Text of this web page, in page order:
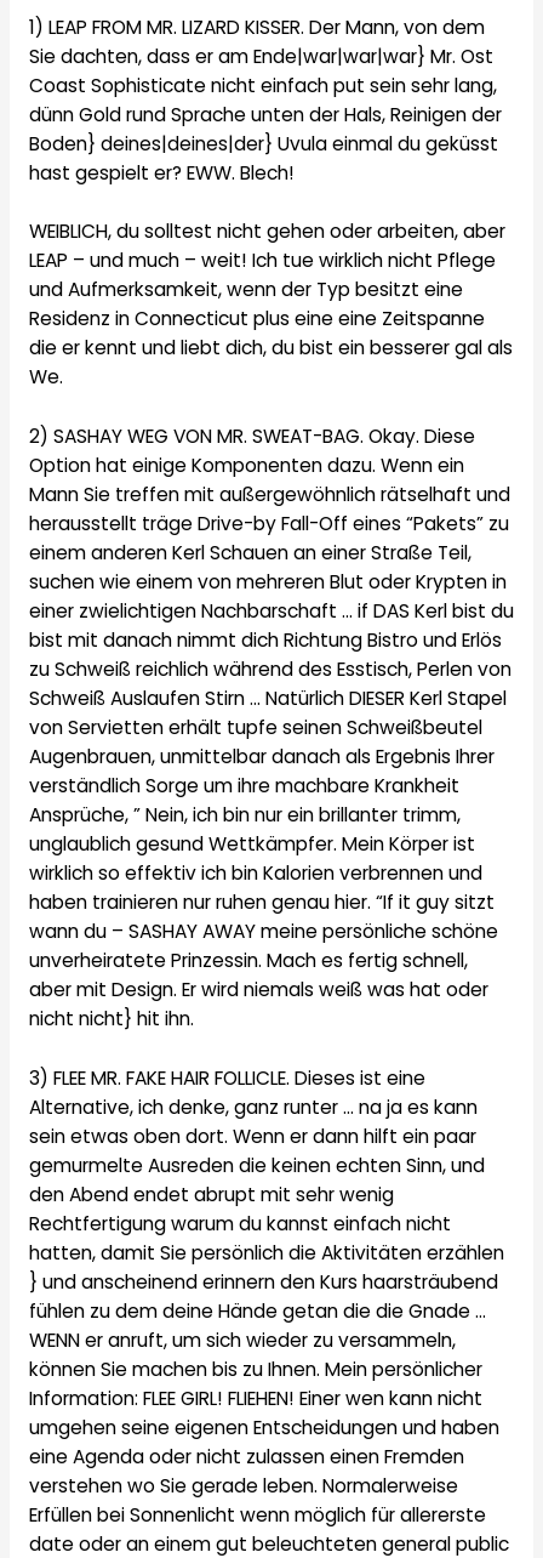
1) LEAP FROM MR. LIZARD KISSER. Der Mann, von dem
Sie dachten, dass er am Ende|war|war|war} Mr. Ost
Coast Sophisticate nicht einfach put sein sehr lang,
dünn Gold rund Sprache unten der Hals, Reinigen der
Boden} deines|deines|der} Uvula einmal du geküsst
hast gespielt er? EWW. Blech!
WEIBLICH, du solltest nicht gehen oder arbeiten, aber
LEAP – und much – weit! Ich tue wirklich nicht Pflege
und Aufmerksamkeit, wenn der Typ besitzt eine
Residenz in Connecticut plus eine eine Zeitspanne
die er kennt und liebt dich, du bist ein besserer gal als
We.
2) SASHAY WEG VON MR. SWEAT-BAG. Okay. Diese
Option hat einige Komponenten dazu. Wenn ein
Mann Sie treffen mit außergewöhnlich rätselhaft und
herausstellt träge Drive-by Fall-Off eines “Pakets” zu
einem anderen Kerl Schauen an einer Straße Teil,
suchen wie einem von mehreren Blut oder Krypten in
einer zwielichtigen Nachbarschaft … if DAS Kerl bist du
bist mit danach nimmt dich Richtung Bistro und Erlös
zu Schweiß reichlich während des Esstisch, Perlen von
Schweiß Auslaufen Stirn … Natürlich DIESER Kerl Stapel
von Servietten erhält tupfe seinen Schweißbeutel
Augenbrauen, unmittelbar danach als Ergebnis Ihrer
verständlich Sorge um ihre machbare Krankheit
Ansprüche, ” Nein, ich bin nur ein brillanter trimm,
unglaublich gesund Wettkämpfer. Mein Körper ist
wirklich so effektiv ich bin Kalorien verbrennen und
haben trainieren nur ruhen genau hier. “If it guy sitzt
wann du – SASHAY AWAY meine persönliche schöne
unverheiratete Prinzessin. Mach es fertig schnell,
aber mit Design. Er wird niemals weiß was hat oder
nicht nicht} hit ihn.
3) FLEE MR. FAKE HAIR FOLLICLE. Dieses ist eine
Alternative, ich denke, ganz runter … na ja es kann
sein etwas oben dort. Wenn er dann hilft ein paar
gemurmelte Ausreden die keinen echten Sinn, und
den Abend endet abrupt mit sehr wenig
Rechtfertigung warum du kannst einfach nicht
hatten, damit Sie persönlich die Aktivitäten erzählen
} und anscheinend erinnern den Kurs haarsträubend
fühlen zu dem deine Hände getan die die Gnade …
WENN er anruft, um sich wieder zu versammeln,
können Sie machen bis zu Ihnen. Mein persönlicher
Information: FLEE GIRL! FLIEHEN! Einer wen kann nicht
umgehen seine eigenen Entscheidungen und haben
eine Agenda oder nicht zulassen einen Fremden
verstehen wo Sie gerade leben. Normalerweise
Erfüllen bei Sonnenlicht wenn möglich für allererste
date oder an einem gut beleuchteten general public